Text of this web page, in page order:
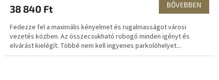
38 840 Ft BŐVEBBEN
Fedezze fel a maximális kényelmet és rugalmasságot városi
vezetés közben. Az összecsukható robogó minden igényt és
elvárást kielégít. Többé nem kell ingyenes parkolóhelyet...